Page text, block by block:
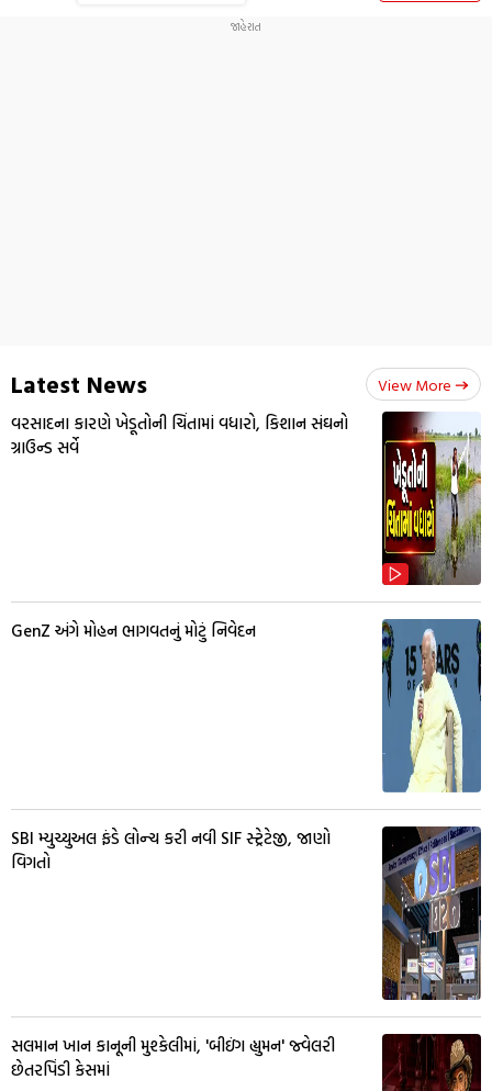
Latest News View More
વરસાદના કારણે ખેડૂતોની ચિંતામાં વધારો, કિશાન સંઘનો
ગ્રાઉન્ડ સર્વે
GenZ અંગે મોહન ભાગવતનું મોટું નિવેદન
SBI મ્યુચ્યુઅલ ફંડે લોન્ચ કરી નવી SIF સ્ટ્રેટેજી, જાણો
વિગતો
સલમાન ખાન કાનૂની મુશ્કેલીમાં, 'બીઇંગ હ્યુમન' જ્વેલરી
છેતરપિંડી કેસમાં